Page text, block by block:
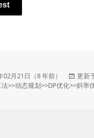
月21日（8 年前）
发
布
更新
法>>动态规划>>DP优化>>斜率